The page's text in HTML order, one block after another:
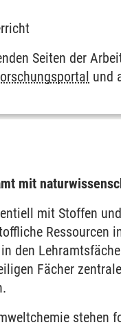
Seiten der
und
mit
mit Stoffen
Ressourcen
den
Fächer
stehen